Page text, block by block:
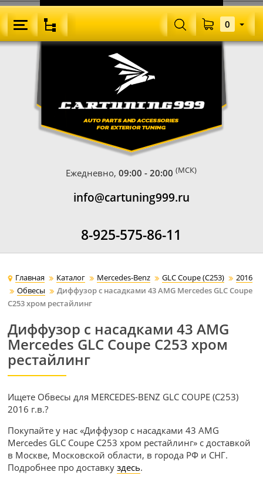
Ежедневно,09:00 - 20:00 (МСК)
info@cartuning999.ru
8-925-575-86-11
0
Главная Каталог Mercedes-Benz GLC Coupe (C253)
2016
Обвесы
Диффузор с насадками 43 AMG Mercedes GLC Coupe
C253 хром рестайлинг
Диффузор с насадками 43 AMG
Mercedes GLC Coupe C253 хром
рестайлинг
Ищете Обвесы для MERCEDES-BENZ GLC COUPE (C253)
2016 г.в.?
Покупайте у нас «Диффузор с насадками 43 AMG
Mercedes GLC Coupe C253 хром рестайлинг» с доставкой
в Москве, Московской области, в города РФ и СНГ.
Подробнее про доставкуздесь.